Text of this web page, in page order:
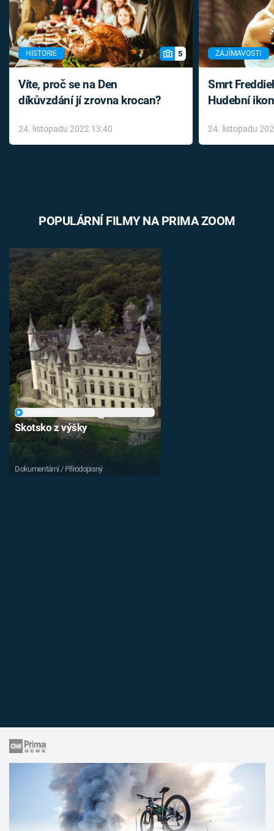
HISTORIE 5
Víte, proč se na Den
díkůvzdání jí zrovna krocan?
24. listopadu 2022 13:40
ZAJÍMAVOSTI
Smrt
Hudební
léky
24. listopadu
POPULÁRNÍ FILMY NA PRIMA ZOOM
Skotsko z výšky
Dokumentární / Přírodopisný